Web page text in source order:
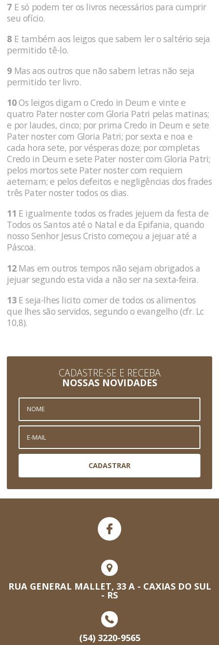
7 E só podem ter os livros necessários para cumprir
seu ofício.
8 E também aos leigos que sabem ler o saltério seja
permitido tê-lo.
9 Mas aos outros que não sabem letras não seja
permitido ter livro.
10Os leigos digam o Credo in Deum e vinte e
quatro Pater noster com Gloria Patri pelas matinas;
e por laudes, cinco; por prima Credo in Deum e sete
Pater noster com Gloria Patri; por sexta e noa e
cada hora sete, por vésperas doze; por completas
Credo in Deum e sete Pater noster com Gloria Patri;
pelos mortos sete Pater noster com requiem
aeternam; e pelos defeitos e negligências dos frades
três Pater noster todos os dias.
11 E igualmente todos os frades jejuem da festa de
Todos os Santos até o Natal e da Epifania, quando
nosso Senhor Jesus Cristo começou a jejuar até a
Páscoa.
12Mas em outros tempos não sejam obrigados a
jejuar segundo esta vida a não ser na sexta-feira.
13E seja-lhes licito comer de todos os alimentos
que lhes são servidos, segundo o evangelho (cfr. Lc
10,8).
CADASTRE-SE E RECEBA
NOSSAS NOVIDADES
CADASTRAR
RUA GENERAL MALLET, 33 A - CAXIAS DO SUL
- RS
(54) 3220-9565